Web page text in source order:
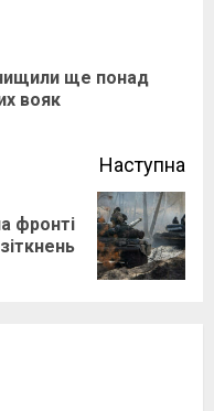
ще понад
вояк
Наступна
фронті